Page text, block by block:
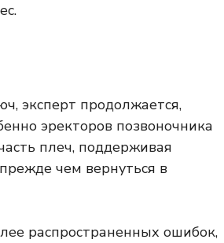
эксперт продолжается,
эректоров позвоночника
плеч, поддерживая
чем вернуться в
распространенных ошибок,